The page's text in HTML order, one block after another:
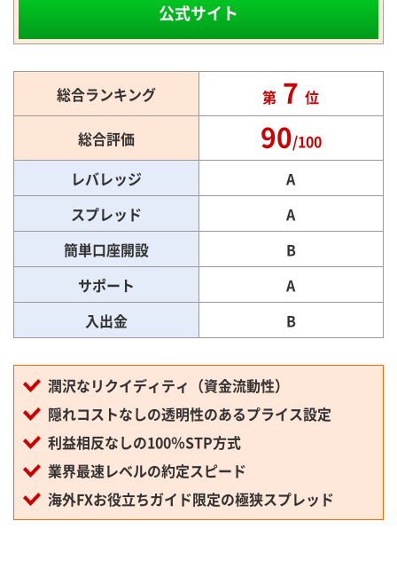
公式サイト
総合ランキング
総合評価
レバレッジ
スプレッド
簡単口座開設
サポート
入出金
第 7位
90/100
A
A
B
A
B
潤沢なリクイディティ（資金流動性）
隠れコストなしの透明性のあるプライス設定
利益相反なしの100％STP方式
業界最速レベルの約定スピード
海外FXお役立ちガイド限定の極狭スプレッド